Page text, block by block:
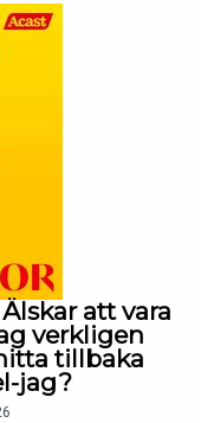
Peter
Älskar att vara
verkligen
tillbaka
jag?